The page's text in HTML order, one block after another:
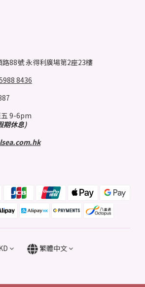
路88號 永得利廣場第2座23樓
8436
9-6pm
期休息)
繁體中文